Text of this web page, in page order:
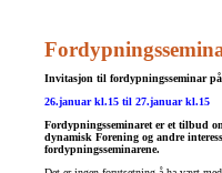
Invitasjon til fordypningsseminar
26.januar kl.15 til 27.januar kl.15
Fordypningsseminaret er et tilbud
dynamisk Forening og andre
fordypningsseminarene.